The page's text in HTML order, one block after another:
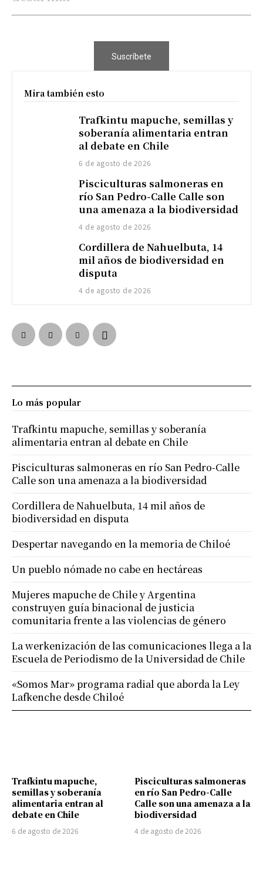
Suscríbete
Mira también esto
Trafkintu mapuche, semillas y
soberanía alimentaria entran
al debate en Chile
6 de agosto de 2026
Pisciculturas salmoneras en
río San Pedro-Calle Calle son
una amenaza a la biodiversidad
4 de agosto de 2026
Cordillera de Nahuelbuta, 14
mil años de biodiversidad en
disputa
4 de agosto de 2026
Trafkintu mapuche,
semillas y soberanía
alimentaria entran al
debate en Chile
6 de agosto de 2026
Pisciculturas salmoneras
en río San Pedro-Calle
Calle son una amenaza a la
biodiversidad
4 de agosto de 2026
Lo más popular
Trafkintu mapuche, semillas y soberanía
alimentaria entran al debate en Chile
Pisciculturas salmoneras en río San Pedro-Calle
Calle son una amenaza a la biodiversidad
Cordillera de Nahuelbuta, 14 mil años de
biodiversidad en disputa
Despertar navegando en la memoria de Chiloé
Un pueblo nómade no cabe en hectáreas
Mujeres mapuche de Chile y Argentina
construyen guía binacional de justicia
comunitaria frente a las violencias de género
La werkenización de las comunicaciones llega a la
Escuela de Periodismo de la Universidad de Chile
«Somos Mar» programa radial que aborda la Ley
Lafkenche desde Chiloé